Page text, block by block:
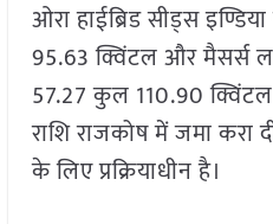
ओरा हाईब्रिड सीड्स इण्डिया
95.63 क्विंटल और मैसर्स
57.27 कुल 110.90
राशि राजकोष में जमा करा
के लिए प्रक्रियाधीन है।